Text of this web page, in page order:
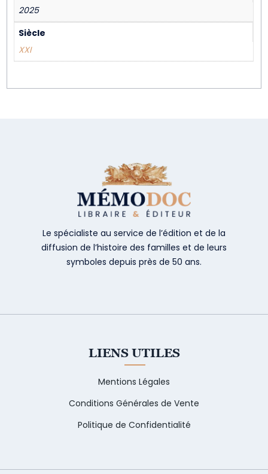
2025
Siècle
XXI
Le spécialiste au service de l’édition et de la
diffusion de l’histoire des familles et de leurs
symboles depuis près de 50 ans.
LIENS UTILES
Mentions Légales
Conditions Générales de Vente
Politique de Confidentialité